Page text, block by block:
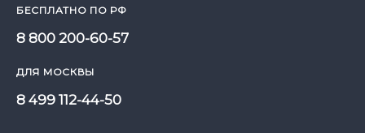
БЕСПЛАТНО ПО РФ
8 800 200-60-57
ДЛЯ МОСКВЫ
8 499 112-44-50